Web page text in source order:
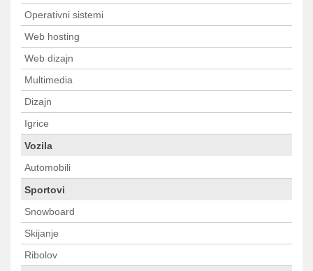
Operativni sistemi
Web hosting
Web dizajn
Multimedia
Dizajn
Igrice
Vozila
Automobili
Sportovi
Snowboard
Skijanje
Ribolov